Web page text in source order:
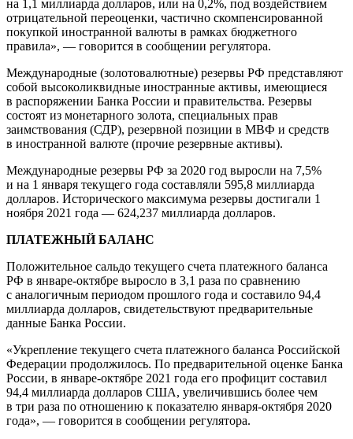
на 1,1 миллиарда долларов, или на 0,2%, под воздействием
отрицательной переоценки, частично скомпенсированной
покупкой иностранной валюты в рамках бюджетного
правила», — говорится в сообщении регулятора.
Международные (золотовалютные) резервы РФ представляют
собой высоколиквидные иностранные активы, имеющиеся
в распоряжении Банка России и правительства. Резервы
состоят из монетарного золота, специальных прав
заимствования (СДР), резервной позиции в МВФ и средств
в иностранной валюте (прочие резервные активы).
Международные резервы РФ за 2020 год выросли на 7,5%
и на 1 января текущего года составляли 595,8 миллиарда
долларов. Исторического максимума резервы достигали 1
ноября 2021 года — 624,237 миллиарда долларов.
ПЛАТЕЖНЫЙ БАЛАНС
Положительное сальдо текущего счета платежного баланса
РФ в январе-октябре выросло в 3,1 раза по сравнению
с аналогичным периодом прошлого года и составило 94,4
миллиарда долларов, свидетельствуют предварительные
данные Банка России.
«Укрепление текущего счета платежного баланса Российской
Федерации продолжилось. По предварительной оценке Банка
России, в январе-октябре 2021 года его профицит составил
94,4 миллиарда долларов США, увеличившись более чем
в три раза по отношению к показателю января-октября 2020
года», — говорится в сообщении регулятора.